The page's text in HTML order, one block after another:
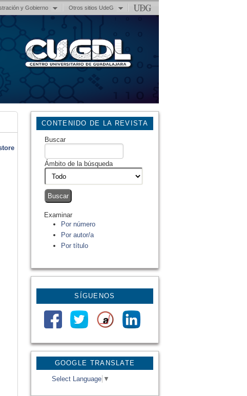
y Gobierno Otros sitios UdeG
GOOGLE TRANSLATE
Select Language ▼
CONTENIDO DE LA REVISTA
Buscar
Ámbito de la búsqueda
Examinar
Por número
Por autor/a
Por título
SÍGUENOS